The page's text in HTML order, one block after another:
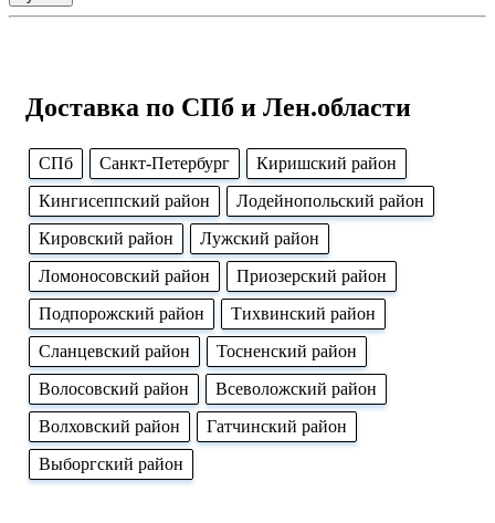
Доставка по СПб и Лен.области
CПб Cанкт-Петербург
Киришский район
Кингисеппский район
Лодейнопольский район
Кировский район
Лужский район
Ломоносовский район
Приозерский район
Подпорожский район
Тихвинский район
Сланцевский район
Тосненский район
Волосовский район
Всеволожский район
Волховский район
Гатчинский район
Выборгский район